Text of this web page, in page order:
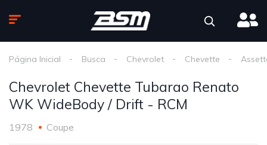
Página Inicial Busca Chevrolet Chevette
Chevrolet Chevette Tubarao Renato
WK WideBody / Drift - RCM
1978 Coupe